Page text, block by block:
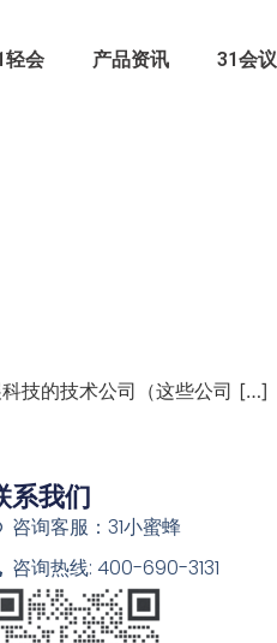
轻会 产品资讯 31会议
技的技术公司（这些公司 […]
系我们
咨询客服：31小蜜蜂
咨询热线: 400-690-3131